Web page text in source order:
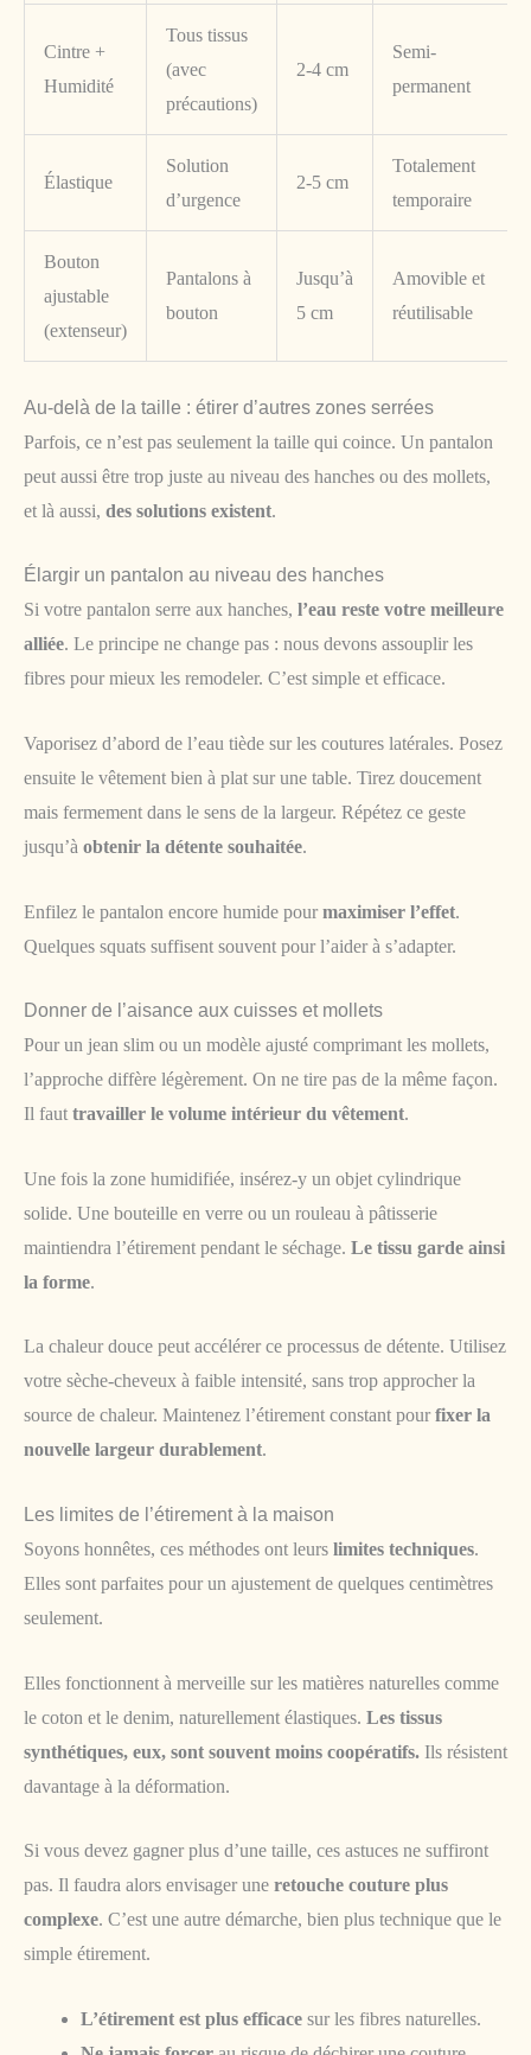
Cintre +
Humidité
Tous tissus
(avec
précautions)
2-4 cm
Semi-
permanent
Élastique
Solution
d’urgence
2-5 cm
Totalement
temporaire
Bouton
ajustable
(extenseur)
Pantalons à
bouton
Jusqu’à
5 cm
Amovible et
réutilisable
Au-delà de la taille : étirer d’autres zones serrées
Parfois, ce n’est pas seulement la taille qui coince. Un pantalon
peut aussi être trop juste au niveau des hanches ou des mollets,
et là aussi, des solutions existent.
Élargir un pantalon au niveau des hanches
Si votre pantalon serre aux hanches, l’eau reste votre meilleure
alliée. Le principe ne change pas : nous devons assouplir les
fibres pour mieux les remodeler. C’est simple et efficace.
Vaporisez d’abord de l’eau tiède sur les coutures latérales. Posez
ensuite le vêtement bien à plat sur une table. Tirez doucement
mais fermement dans le sens de la largeur. Répétez ce geste
jusqu’à obtenir la détente souhaitée.
Enfilez le pantalon encore humide pour maximiser l’effet.
Quelques squats suffisent souvent pour l’aider à s’adapter.
Donner de l’aisance aux cuisses et mollets
Pour un jean slim ou un modèle ajusté comprimant les mollets,
l’approche diffère légèrement. On ne tire pas de la même façon.
Il faut travailler le volume intérieur du vêtement.
Une fois la zone humidifiée, insérez-y un objet cylindrique
solide. Une bouteille en verre ou un rouleau à pâtisserie
maintiendra l’étirement pendant le séchage. Le tissu garde ainsi
la forme.
La chaleur douce peut accélérer ce processus de détente. Utilisez
votre sèche-cheveux à faible intensité, sans trop approcher la
source de chaleur. Maintenez l’étirement constant pour fixer la
nouvelle largeur durablement.
Les limites de l’étirement à la maison
Soyons honnêtes, ces méthodes ont leurs limites techniques.
Elles sont parfaites pour un ajustement de quelques centimètres
seulement.
Elles fonctionnent à merveille sur les matières naturelles comme
le coton et le denim, naturellement élastiques. Les tissus
synthétiques, eux, sont souvent moins coopératifs. Ils résistent
davantage à la déformation.
Si vous devez gagner plus d’une taille, ces astuces ne suffiront
pas. Il faudra alors envisager une retouche couture plus
complexe. C’est une autre démarche, bien plus technique que le
simple étirement.
L’étirement est plus efficace sur les fibres naturelles.